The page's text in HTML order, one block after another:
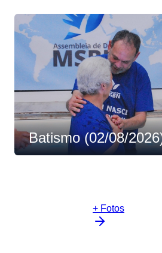
Batismo (02/08/
+ Fotos